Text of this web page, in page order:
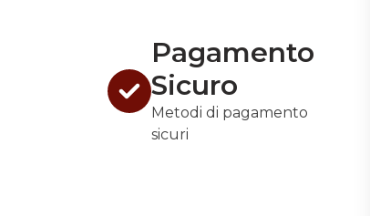
Pagamento
Sicuro
Metodi di pagamento
sicuri